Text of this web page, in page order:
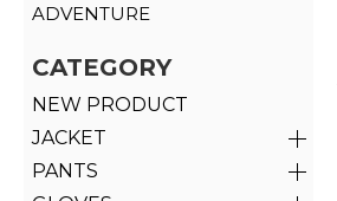
ADVENTURE
CATEGORY
NEW PRODUCT
JACKET
PANTS